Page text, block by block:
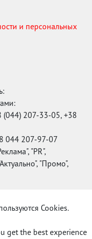
и персональных
(044) 207-33-05, +38
044 207-97-07
"PR",
"Промо",
Cookies.
get the best experience